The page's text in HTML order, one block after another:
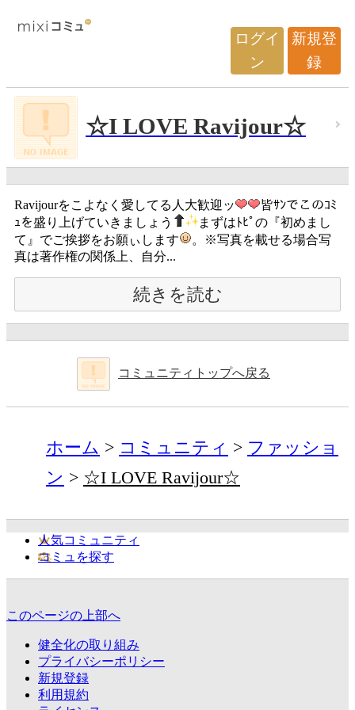
ログイ
ン
新規登
録
☆I LOVE Ravijour☆
Ravijourをこよなく愛してる人大歓迎ッ
皆ｻﾝでこのｺﾐ
ｭを盛り上げていきましょう
まずはﾄﾋﾟの『初めまし
て』でご挨拶をお願ぃします
。※写真を載せる場合写
真は著作権の関係上、自分...
続きを読む
コミュニティトップへ戻る
ホーム コミュニティ
ファッショ
ン
☆I LOVE Ravijour☆
人気コミュニティ
コミュを探す
このページの上部へ
健全化の取り組み
プライバシーポリシー
新規登録
利用規約